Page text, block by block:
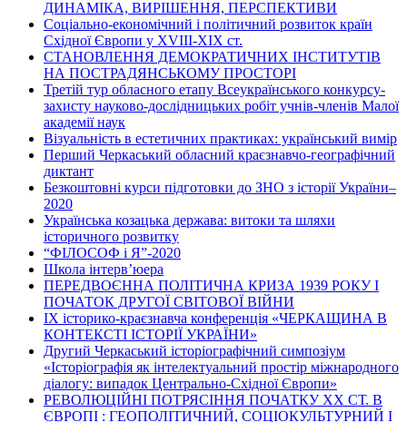
ДИНАМІКА, ВИРІШЕННЯ, ПЕРСПЕКТИВИ
Соціально-економічний і політичний розвиток країн
Східної Європи у ХVІІІ-ХІХ ст.
СТАНОВЛЕННЯ ДЕМОКРАТИЧНИХ ІНСТИТУТІВ
НА ПОСТРАДЯНСЬКОМУ ПРОСТОРІ
Третій тур обласного етапу Всеукраїнського конкурсу-
захисту науково-дослідницьких робіт учнів-членів Малої
академії наук
Візуальність в естетичних практиках: український вимір
Перший Черкаський обласний краєзнавчо-географічний
диктант
Безкоштовні курси підготовки до ЗНО з історії України–
2020
Українська козацька держава: витоки та шляхи
історичного розвитку
“ФІЛОСОФ і Я”-2020
Школа інтерв’юера
ПЕРЕДВОЄННА ПОЛІТИЧНА КРИЗА 1939 РОКУ І
ПОЧАТОК ДРУГОЇ СВІТОВОЇ ВІЙНИ
ІХ історико-краєзнавча конференція «ЧЕРКАЩИНА В
КОНТЕКСТІ ІСТОРІЇ УКРАЇНИ»
Другий Черкаський історіографічний симпозіум
«Історіографія як інтелектуальний простір міжнародного
діалогу: випадок Центрально-Східної Європи»
РЕВОЛЮЦІЙНІ ПОТРЯСІННЯ ПОЧАТКУ ХХ СТ. В
ЄВРОПІ : ГЕОПОЛІТИЧНИЙ, СОЦІОКУЛЬТУРНИЙ І